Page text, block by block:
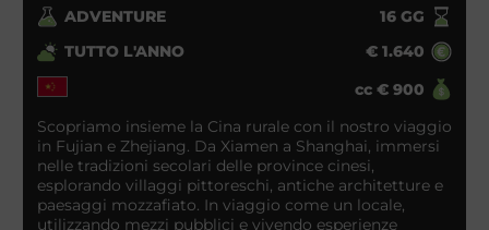
ADVENTURE 16GG
TUTTO L'ANNO
€ 1.640
cc € 900
Scopriamo insieme la Cina rurale con il nostro viaggio
in Fujian e Zhejiang. Da Xiamen a Shanghai, immersi
nelle tradizioni secolari delle province cinesi,
esplorando villaggi pittoreschi, antiche architetture e
paesaggi mozzafiato. In viaggio come un locale,
utilizzando mezzi pubblici e vivendo esperienze